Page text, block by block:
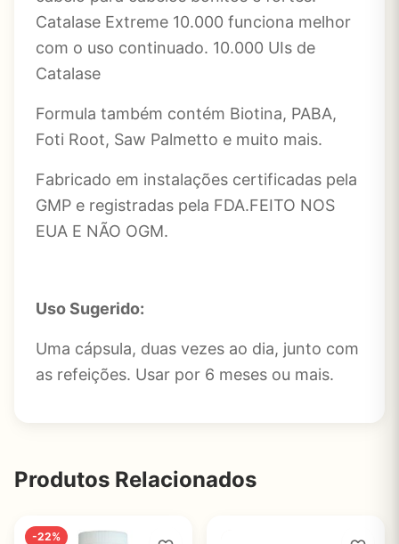
Catalase Extreme 10.000 funciona melhor
com o uso continuado. 10.000 UIs de
Catalase
Formula também contém Biotina, PABA,
Foti Root, Saw Palmetto e muito mais.
Fabricado em instalações certificadas pela
GMP e registradas pela FDA.FEITO NOS
EUA E NÃO OGM.
Uso Sugerido:
Uma cápsula, duas vezes ao dia, junto com
as refeições. Usar por 6 meses ou mais.
Produtos Relacionados
-22%